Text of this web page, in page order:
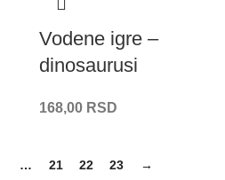
Vodene igre –
dinosaurusi
168,00 RSD
… 21 22 23 →